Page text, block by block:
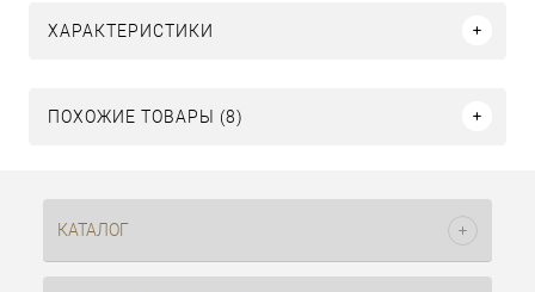
ХАРАКТЕРИСТИКИ
ПОХОЖИЕ ТОВАРЫ (8)
КАТАЛОГ